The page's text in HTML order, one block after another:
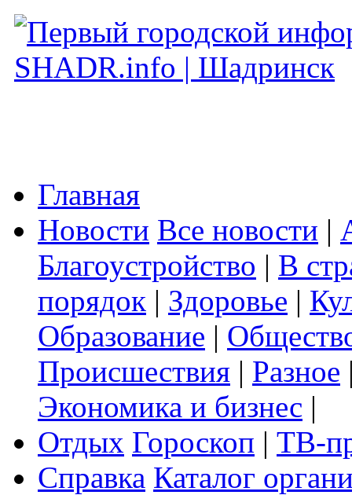
Главная
Новости Все новости |
Благоустройство | В
порядок | Здоровье |
Образование |
Происшествия | Разное
Экономика и бизнес |
Отдых Гороскоп | ТВ-
Справка Каталог